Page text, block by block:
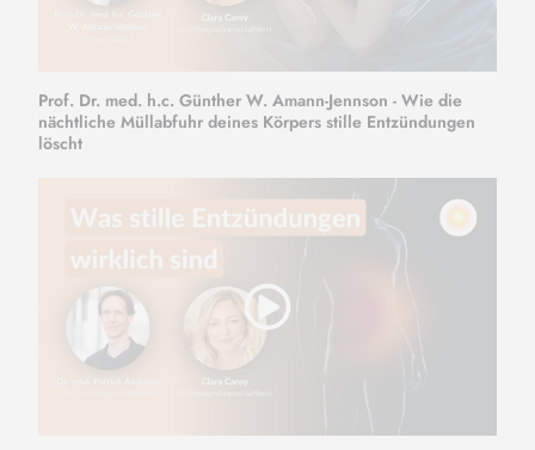
Prof. Dr. med. h.c. Günther W. Amann-Jennson - Wie die
nächtliche Müllabfuhr deines Körpers stille Entzündungen
löscht